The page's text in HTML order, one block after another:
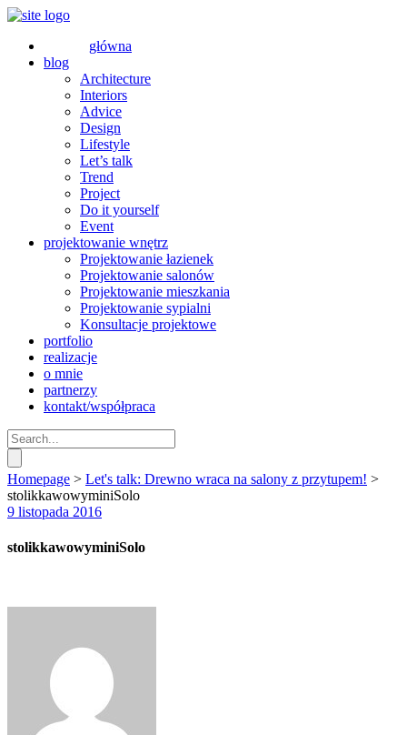
główna
blog
Architecture
Interiors
Advice
Design
Lifestyle
Let’s talk
Trend
Project
Do it yourself
Event
projektowanie wnętrz
Projektowanie łazienek
Projektowanie salonów
Projektowanie mieszkania
Projektowanie sypialni
Konsultacje projektowe
portfolio
realizacje
o mnie
partnerzy
kontakt/współpraca
Homepage > Let's talk: Drewno wraca na salony z przytupem! >
stolikkawowyminiSolo
9 listopada 2016
stolikkawowyminiSolo